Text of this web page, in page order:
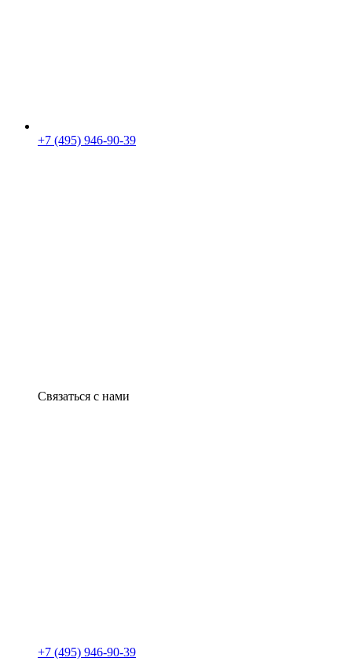
+7 (495) 946-90-39
Связаться с нами
+7 (495) 946-90-39